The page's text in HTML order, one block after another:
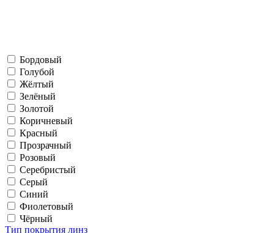
Бордовый
Голубой
Жёлтый
Зелёный
Золотой
Коричневый
Красный
Прозрачный
Розовый
Серебристый
Серый
Синий
Фиолетовый
Чёрный
Тип покрытия линз